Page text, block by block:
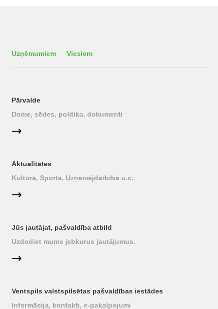
Uzņēmumiem Viesiem
Pārvalde
Dome, sēdes, politika, dokumenti
Aktualitātes
Kultūrā, Sportā, Uzņēmējdarbībā u.c.
Jūs jautājat, pašvaldība atbild
Uzdodiet mums jebkurus jautājumus.
Ventspils valstspilsētas pašvaldības iestādes
Informācija, kontakti, e-pakalpojumi